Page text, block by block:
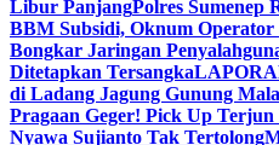
Libur PanjangPolres Sumenep
BBM Subsidi, Oknum
Bongkar Jaringan
Ditetapkan Tersangka
di Ladang Jagung Gunung
Pragaan Geger! Pick Up Terjun
Nyawa Sujianto Tak Tertolong